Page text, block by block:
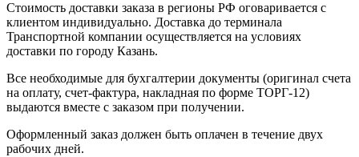
Стоимость доставки заказа в регионы РФ оговаривается с
клиентом индивидуально. Доставка до терминала
Транспортной компании осуществляется на условиях
доставки по городу Казань.
Все необходимые для бухгалтерии документы (оригинал счета
на оплату, счет-фактура, накладная по форме ТОРГ-12)
выдаются вместе с заказом при получении.
Оформленный заказ должен быть оплачен в течение двух
рабочих дней.